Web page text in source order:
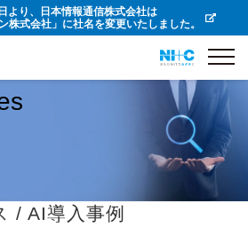
より、日本情報通信株式会社は
株式会社」に社名を変更いたしました。
/ AI導入事例